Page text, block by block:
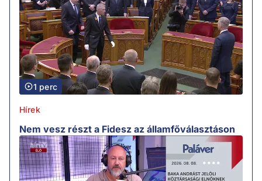
1 perc
Hírek
Nem vesz részt a Fidesz az államfőválasztáson